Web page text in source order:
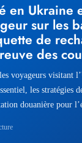
en Ukraine
sur les
de
des
voyageurs visitant
les stratégies
douanière pour